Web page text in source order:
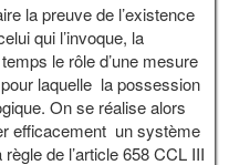
la preuve de l’existence
qui l’invoque, la
le rôle d’une mesure
laquelle la possession
On se réalise alors
efficacement un système
de l’article 658 CCL III